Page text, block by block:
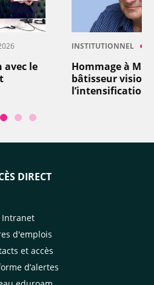
avec le
INSTITUTIONNEL
Hommage à
bâtisseur
l’intensification
DIRECT
Intranet
d'emplois
et accès
d’alertes